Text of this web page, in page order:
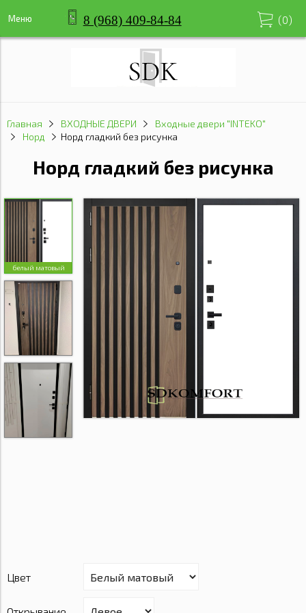
Меню 8 (968) 409-84-84 (0)
Главная ВХОДНЫЕ ДВЕРИ
Входные двери "INTEKO"
Норд
Норд гладкий без рисунка
Норд гладкий без рисунка
белый матовый
Цвет